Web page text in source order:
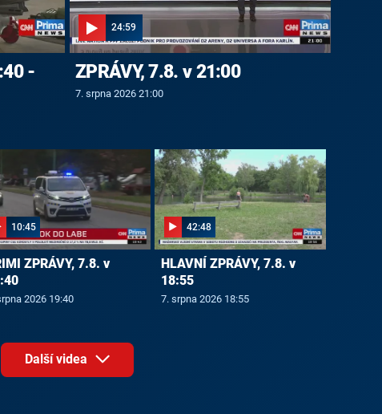
-
24:59
ZPRÁVY, 7.8. v 21:00
7. srpna 2026 21:00
10:45
ZPRÁVY, 7.8. v
2026 19:40
42:48
HLAVNÍ ZPRÁVY, 7.8. v
18:55
7. srpna 2026 18:55
Další videa